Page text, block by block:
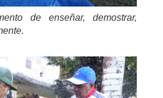
de enseñar, demostrar,